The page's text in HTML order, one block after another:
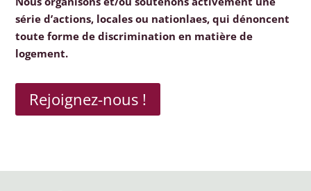
série d’actions, locales ou nationlaes, qui dénoncent
toute forme de discrimination en matière de
logement.
Rejoignez-nous !